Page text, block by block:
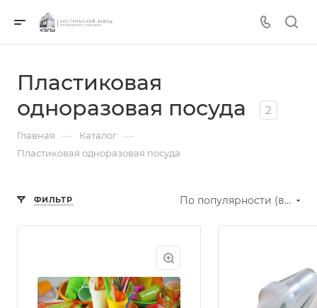
Пластиковая
одноразовая посуда
2
Главная — Каталог —
Пластиковая одноразовая посуда
ФИЛЬТР По популярности (возрастание)